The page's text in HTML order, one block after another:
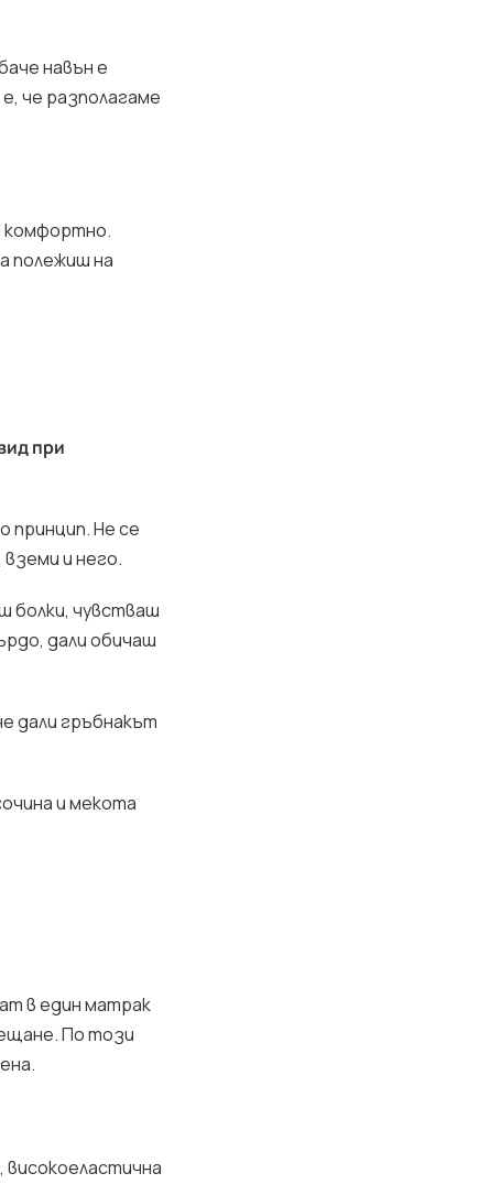
навън е
че разполагаме
комфортно.
полежиш на
при
принцип. Не се
и него.
болки, чувстваш
дали обичаш
дали гръбнакът
и мекота
в един матрак
По този
високоеластична